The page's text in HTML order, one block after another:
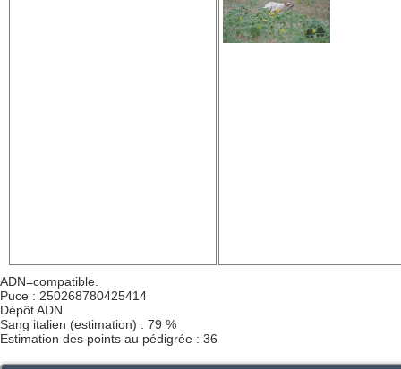
ADN=compatible.
Puce : 250268780425414
Dépôt ADN
Sang italien (estimation) : 79 %
Estimation des points au pédigrée : 36